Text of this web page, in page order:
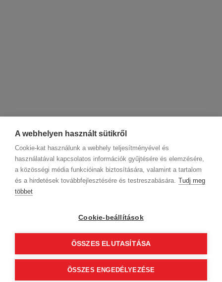
A webhelyen használt sütikről
Cookie-kat használunk a webhely teljesítményével és
használatával kapcsolatos információk gyűjtésére és elemzésére,
a közösségi média funkcióinak biztosítására, valamint a tartalom
és a hirdetések továbbfejlesztésére és testreszabására. Tudj meg
többet
Cookie-beállítások
ÖSSZES ELUTASÍTÁSA
ÖSSZES ENGEDÉLYEZÉSE
Kövess minket!